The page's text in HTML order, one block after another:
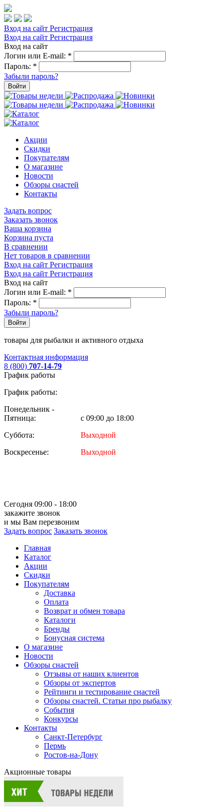
Вход на сайт Регистрация
Вход на сайт Регистрация
Вход на сайт
Логин или E-mail: *
Пароль: *
Забыли пароль?
Войти
Акции
Скидки
Покупателям
О магазине
Новости
Обзоры снастей
Контакты
Задать вопрос
Заказать звонок
Ваша корзина
Корзина пуста
В сравнении
Нет товаров в сравнении
Вход на сайт Регистрация
Вход на сайт Регистрация
Вход на сайт
Логин или E-mail: *
Пароль: *
Забыли пароль?
Войти
товары для рыбалки и активного отдыха
Контактная информация
8 (800) 707-14-79
График работы
График работы:
Понедельник -
Пятница:
с 09:00 до 18:00
Суббота:
Выходной
Воскресенье:
Выходной
Сегодня 09:00 - 18:00
закажите звонок
и мы Вам перезвоним
Задать вопрос Заказать звонок
Главная
Каталог
Акции
Скидки
Покупателям
Доставка
Оплата
Возврат и обмен товара
Каталоги
Бренды
Бонусная система
О магазине
Новости
Обзоры снастей
Отзывы от наших клиентов
Обзоры от экспертов
Рейтинги и тестирование снастей
Обзоры снастей. Статьи про рыбалку
События
Конкурсы
Контакты
Санкт-Петербург
Пермь
Ростов-на-Дону
Акционные товары